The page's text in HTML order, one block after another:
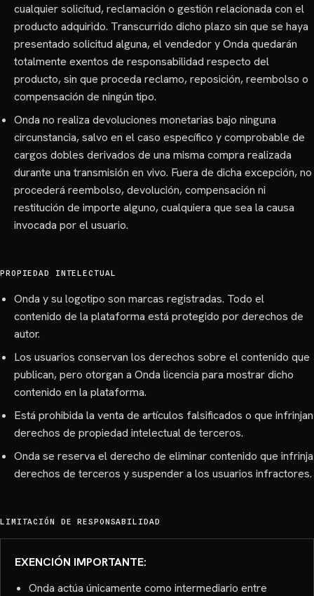
cualquier solicitud, reclamación o gestión relacionada con el
producto adquirido. Transcurrido dicho plazo sin que se haya
presentado solicitud alguna, el vendedor y Onda quedarán
totalmente exentos de responsabilidad respecto del
producto, sin que proceda reclamo, reposición, reembolso o
compensación de ningún tipo.
Onda no realiza devoluciones monetarias bajo ninguna
circunstancia, salvo en el caso específico y comprobable de
cargos dobles derivados de una misma compra realizada
durante una transmisión en vivo. Fuera de dicha excepción, no
procederá reembolso, devolución, compensación ni
restitución de importe alguno, cualquiera que sea la causa
invocada por el usuario.
PROPIEDAD INTELECTUAL
Onda y su logotipo son marcas registradas. Todo el
contenido de la plataforma está protegido por derechos de
autor.
Los usuarios conservan los derechos sobre el contenido que
publican, pero otorgan a Onda licencia para mostrar dicho
contenido en la plataforma.
Está prohibida la venta de artículos falsificados o que infrinjan
derechos de propiedad intelectual de terceros.
Onda se reserva el derecho de eliminar contenido que infrinja
derechos de terceros y suspender a los usuarios infractores.
LIMITACIÓN DE RESPONSABILIDAD
EXENCIÓN IMPORTANTE:
Onda actúa únicamente como intermediario entre